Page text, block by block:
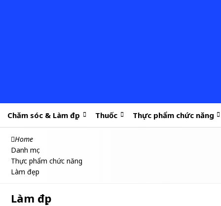
Chăm sóc & Làm đẹp Thuốc Thực phẩm chức năng
Home
Danh mục
Thực phẩm chức năng
Làm đẹp
Làm đẹp